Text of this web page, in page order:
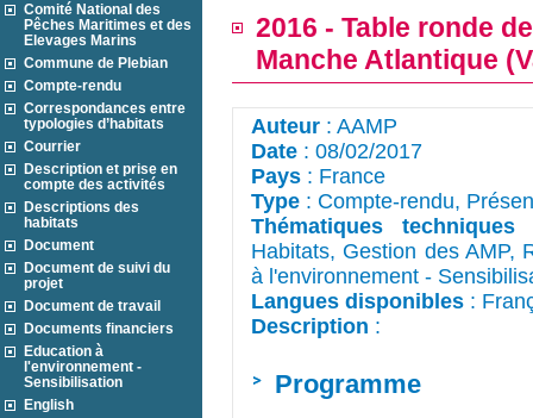
Comité National des
Pêches Maritimes et des
Elevages Marins
Commune de Plebian
Compte-rendu
Correspondances entre
typologies d’habitats
Courrier
Description et prise en
compte des activités
Descriptions des
habitats
Document
Document de suivi du
projet
Document de travail
Documents financiers
Education à
l'environnement -
Sensibilisation
English
2016 - Table ronde
Manche Atlantique
Auteur : AAMP
Date : 08/02/2017
Pays : France
Type : Compte-rendu,
Thématiques techniques
Habitats, Gestion des AMP,
à l'environnement -
Langues disponibles :
Description :
Programme